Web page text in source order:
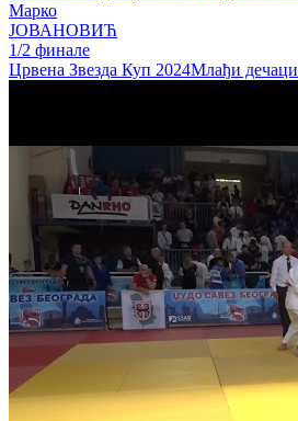
Марко
ЈОВАНОВИЋ
1/2 финале
Црвена Звезда Куп 2024Млађи дечаци